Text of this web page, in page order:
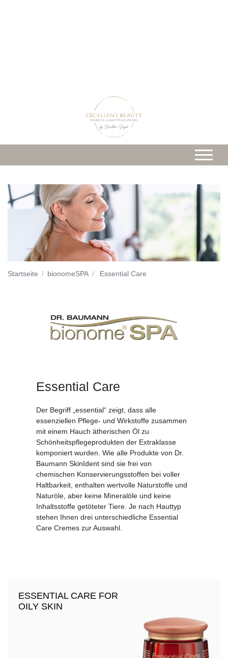
Startseite bionomeSPA Essential Care
Essential Care
Der Begriff „essential“ zeigt, dass alle
essenziellen Pflege- und Wirkstoffe zusammen
mit einem Hauch ätherischen Öl zu
Schönheitspflegeprodukten der Extraklasse
komponiert wurden. Wie alle Produkte von Dr.
Baumann SkinIdent sind sie frei von
chemischen Konservierungsstoffen bei voller
Haltbarkeit, enthalten wertvolle Naturstoffe und
Naturöle, aber keine Mineralöle und keine
Inhaltsstoffe getöteter Tiere. Je nach Hauttyp
stehen Ihnen drei unterschiedliche Essential
Care Cremes zur Auswahl.
ESSENTIAL CARE FOR
OILY SKIN